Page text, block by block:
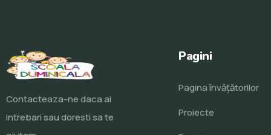
Contacteaza-ne daca ai
intrebari sau doresti sa te
Pagini
Pagina învăţătorilor
Proiecte